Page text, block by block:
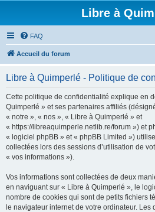
Libre à
FAQ
Accueil du forum
Libre à Quimperlé - Politique de
Cette politique de confidentialité explique en
Quimperlé » et ses partenaires affiliés
« notre », « nos », « Libre à Quimperlé » et
« https://libreaquimperle.netlib.re/forum ») et
« logiciel phpBB » et « phpBB Limited »)
collectées lors des sessions d’utilisation de
« vos informations »).
Vos informations sont collectées de deux
en naviguant sur « Libre à Quimperlé », le
nombre de cookies qui sont de petits fichiers
le navigateur internet de votre ordinateur. Les